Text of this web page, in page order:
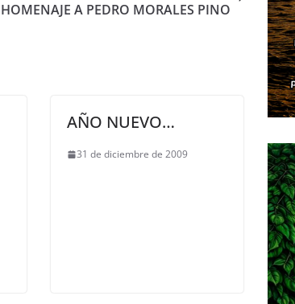
HOMENAJE A PEDRO MORALES PINO
AÑO NUEVO…
31 de diciembre de 2009